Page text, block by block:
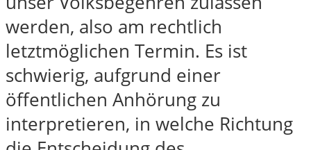
werden, also am rechtlich
letztmöglichen Termin. Es ist
schwierig, aufgrund einer
öffentlichen Anhörung zu
interpretieren, in welche Richtung